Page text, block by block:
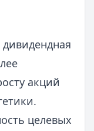
акций
целевых